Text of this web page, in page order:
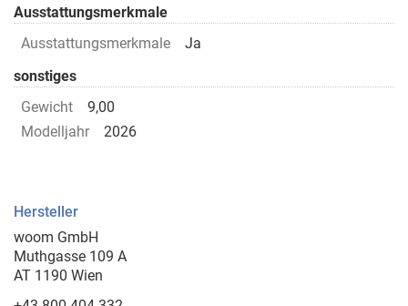
Ausstattungsmerkmale
Ausstattungsmerkmale
Ja
sonstiges
Gewicht
9,00
Modelljahr
2026
Hersteller
woom GmbH
Muthgasse 109 A
AT 1190 Wien